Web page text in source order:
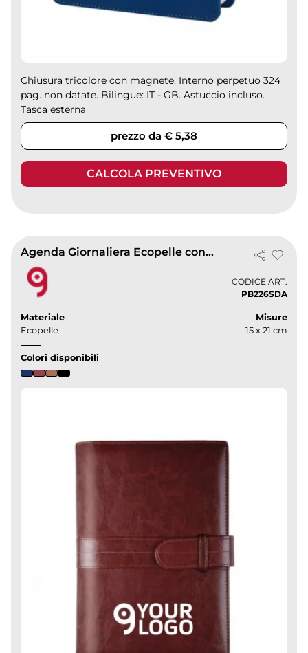
Chiusura tricolore con magnete. Interno perpetuo 324
pag. non datate. Bilingue: IT - GB. Astuccio incluso.
Tasca esterna
prezzo da € 5,38
CALCOLA PREVENTIVO
Agenda Giornaliera Ecopelle con Fibbia
CODICE ART.
PB226SDA
Materiale
Ecopelle
Misure
15 x 21 cm
Colori disponibili